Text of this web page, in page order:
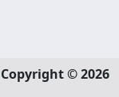
Copyright © 2026